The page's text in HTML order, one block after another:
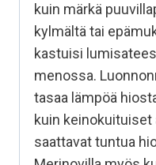
kuin märkä
kylmältä tai
kastuisi
menossa.
tasaa lämpöä
kuin
saattavat tuntua